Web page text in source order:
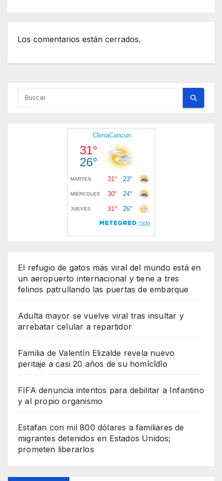
Los comentarios están cerrados.
El refugio de gatos más viral del mundo está en
un aeropuerto internacional y tiene a tres
felinos patrullando las puertas de embarque
Adulta mayor se vuelve viral tras insultar y
arrebatar celular a repartidor
Familia de Valentín Elizalde revela nuevo
peritaje a casi 20 años de su homîcîdîo
FIFA denuncia intentos para debilitar a Infantino
y al propio organismo
Estafan con mil 800 dólares a familiares de
migrantes detenidos en Estados Unidos;
prometen liberarlos